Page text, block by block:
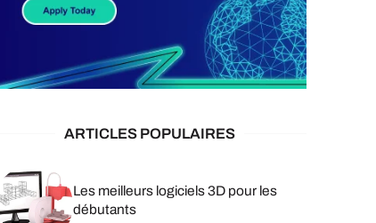
ARTICLES POPULAIRES
Les meilleurs logiciels 3D pour les
débutants